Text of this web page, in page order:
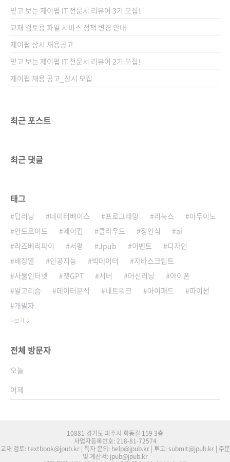
있다는 사실 알고 계신가요? 위 이미지는 저자가
촬영해서 업로드한 분수 쇼 영상에 나오던 음악
때문에 받은 저작권 침해 신고 제기 메일입니다.
이렇게 촬영 당시에 포함된 음악으로도 저작권
침해 신고를 당할 수 있는데, 의도적으로 넣는 배
경..
믿고 보는 제이펍 IT 전문서 리뷰어 3기 모집!
교재 검토용 파일 서비스 정책 변경 안내
제이펍 상시 채용공고
믿고 보는 제이펍 IT 전문서 리뷰어 2기 모집!
제이펍 채용 공고_상시 모집
최근 포스트
최근 댓글
태그
딥러닝 데이터베이스 프로그래밍 리눅스
아두이노
안드로이드
제이펍 클라우드 정인식
ai
라즈베리파이
서평 Jpub 이벤트
디자인
배장열
인공지능 빅데이터
자바스크립트
사물인터넷
챗GPT 서버 머신러닝
아이폰
알고리즘
데이터분석 네트워크 아이패드
파이썬
개발자
더보기
전체 방문자
오늘
어제
10881 경기도 파주시 회동길 159 3층
사업자등록번호: 218-81-72574
교재 검토: textbook@jpub.kr | 독자 문의: help@jpub.kr | 투고: submit@jpub.kr | 주문
및 계산서: jpub@jpub.kr